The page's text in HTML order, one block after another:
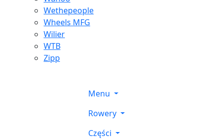
Wethepeople
Wheels MFG
Wilier
WTB
Zipp
Menu
Rowery
Części